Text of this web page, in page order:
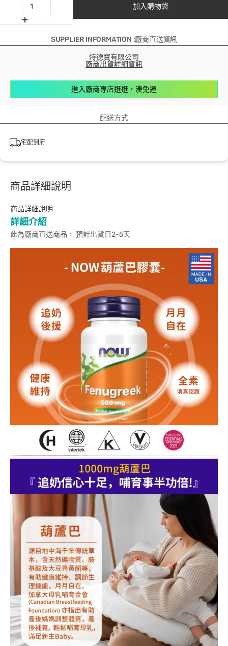
加入購物袋
SUPPLIER INFORMATION :廠商直送資訊
特德寶有限公司
廠商出貨詳細資訊
進入廠商專店逛逛，湊免運
配送方式
宅配到府
商品詳細說明
商品詳細說明
詳細介紹
此為廠商直送商品， 預計出貨日2-5天